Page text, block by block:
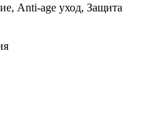
Anti-age уход, Защита